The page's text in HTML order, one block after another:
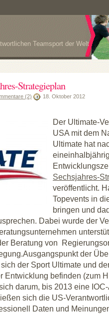
Teamsport der Welt
Strategieplan
(2) 18. Oktober 2012
Der Ultimate-
USA mit dem
Ultimate hat
Sechsjahres-
veröffentlicht.
Topevents in
bringen und
Dabei wurde der
Beratung von
Ausgangspunkt der
der Sport Ultimate und
Entwicklung befinden (zum
darum, bis 2013 eine
sich die US-
Daten und